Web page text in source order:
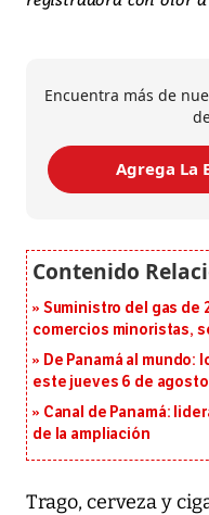
Encuentra más de
Agrega La
Suministro del gas de
comercios minoristas,
De Panamá al
este jueves 6 de agosto
Canal de Panamá:
de la ampliación
Trago, cerveza y